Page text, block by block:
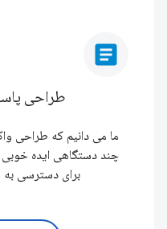
article
طراحی
ما می دانیم که طراحی
چند دستگاهی ایده خوبی
برای دسترسی